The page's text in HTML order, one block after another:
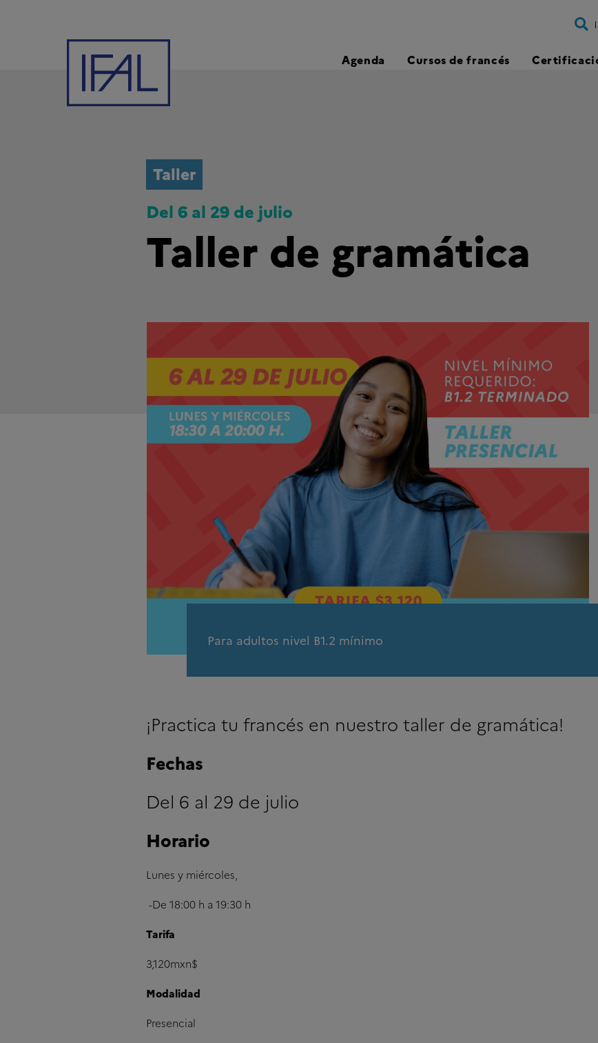
Agenda Cursos de francés
Taller
Del 6 al 29 de julio
Taller de gramática
Para adultos nivel B1.2 mínimo
¡Practica tu francés en nuestro taller de gramática!
Fechas
Del 6 al 29 de julio
Horario
Lunes y miércoles,
-De 18:00 h a 19:30 h
Tarifa
3,120mxn$
Modalidad
Presencial